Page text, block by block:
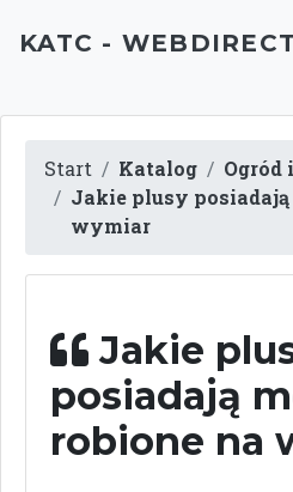
KATC -
Start Katalog
Ogród
Jakie plusy posiadają
wymiar
Jakie
posiadają
robione na